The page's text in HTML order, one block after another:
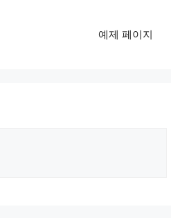
예제 페이지